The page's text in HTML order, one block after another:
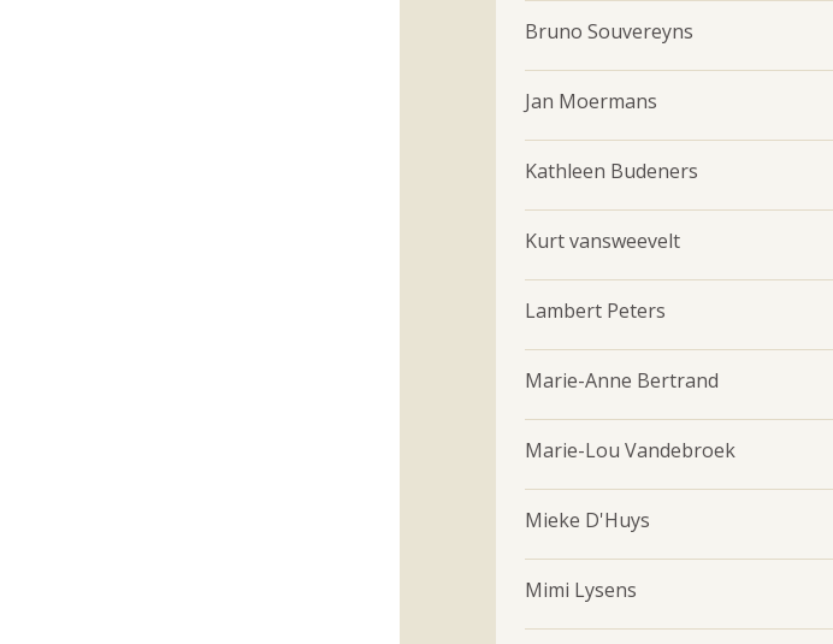
Bruno Souvereyns
Jan Moermans
Kathleen Budeners
Kurt vansweevelt
Lambert Peters
Marie-Anne Bertrand
Marie-Lou Vandebroek
Mieke D'Huys
Mimi Lysens